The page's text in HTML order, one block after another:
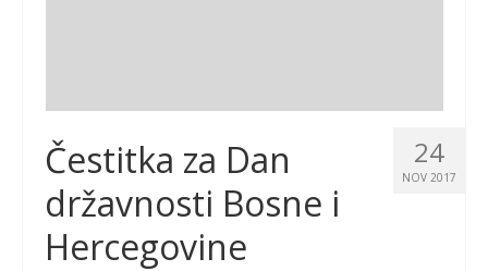
24
NOV 2017
Čestitka za Dan
državnosti Bosne i
Hercegovine